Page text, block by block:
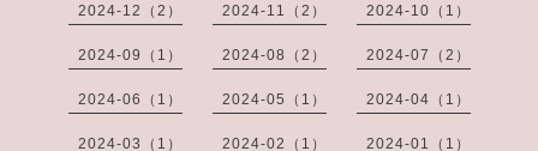
2024-12（2） 2024-11（2） 2024-10（1）
2024-09（1） 2024-08（2） 2024-07（2）
2024-06（1） 2024-05（1） 2024-04（1）
2024-03（1） 2024-02（1） 2024-01（1）